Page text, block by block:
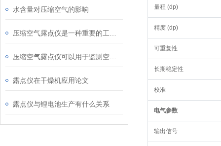
水含量对压缩空气的影响
露点仪在干燥机应用论文
露点仪与锂电池生产有什么关系
量程 (dp)
精度 (dp)
可重复性
长期稳定性
校准
电气参数
输出信号